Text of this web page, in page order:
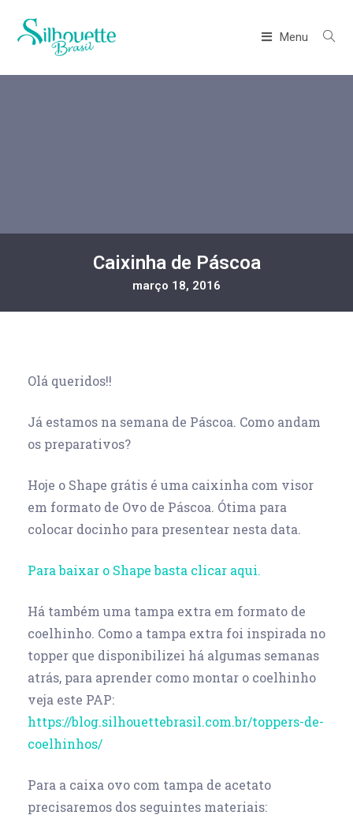
Menu
Caixinha de Páscoa
março 18, 2016
Olá queridos!!
Já estamos na semana de Páscoa. Como andam
os preparativos?
Hoje o Shape grátis é uma caixinha com visor
em formato de Ovo de Páscoa. Ótima para
colocar docinho para presentear nesta data.
Para baixar o Shape basta clicar aqui.
Há também uma tampa extra em formato de
coelhinho. Como a tampa extra foi inspirada no
topper que disponibilizei há algumas semanas
atrás, para aprender como montar o coelhinho
veja este PAP:
https://blog.silhouettebrasil.com.br/toppers-de-
coelhinhos/
Para a caixa ovo com tampa de acetato
precisaremos dos seguintes materiais: